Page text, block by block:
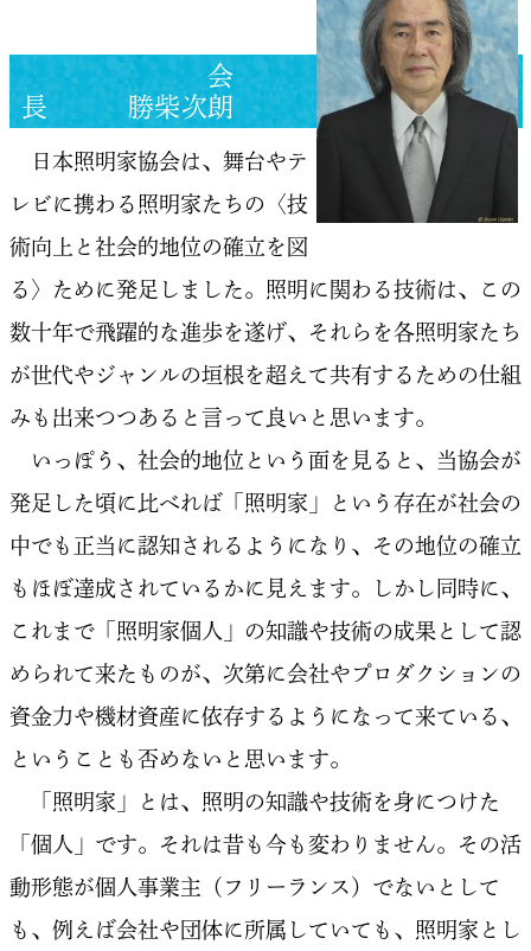
会
長 勝柴次朗
日本照明家協会は、舞台やテ
レビに携わる照明家たちの〈技
術向上と社会的地位の確立を図
る〉ために発足しました。照明に関わる技術は、この
数十年で飛躍的な進歩を遂げ、それらを各照明家たち
が世代やジャンルの垣根を超えて共有するための仕組
みも出来つつあると言って良いと思います。
いっぽう、社会的地位という面を見ると、当協会が
発足した頃に比べれば「照明家」という存在が社会の
中でも正当に認知されるようになり、その地位の確立
もほぼ達成されているかに見えます。しかし同時に、
これまで「照明家個人」の知識や技術の成果として認
められて来たものが、次第に会社やプロダクションの
資金力や機材資産に依存するようになって来ている、
ということも否めないと思います。
「照明家」とは、照明の知識や技術を身につけた
「個人」です。それは昔も今も変わりません。その活
動形態が個人事業主（フリーランス）でないとして
も、例えば会社や団体に所属していても、照明家とし